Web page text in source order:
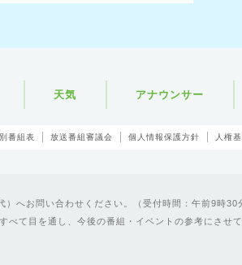
天気 アナウンサー
番組表 放送番組審議会 個人情報保護方針 人権
へお問い合わせください。（受付時間：午前9時30
べて目を通し、今後の番組・イベントの参考にさせ